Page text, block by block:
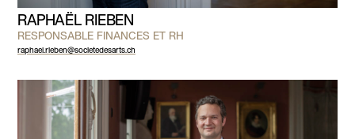
RAPHAËL RIEBEN
RESPONSABLE FINANCES ET RH
raphael.rieben@societedesarts.ch